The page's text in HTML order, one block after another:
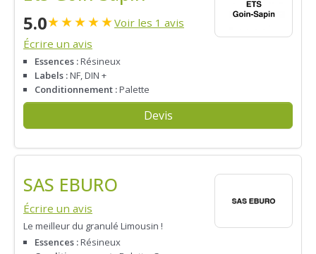
5.0★★★★★Voir les 1 avis
Écrire un avis
Essences :Résineux
Labels :NF, DIN +
Conditionnement :Palette
Devis
SAS EBURO
Écrire un avis
Le meilleur du granulé Limousin !
Essences :Résineux